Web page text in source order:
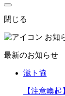
閉じる
お知
最新のお知らせ
滋ト協
【注意喚